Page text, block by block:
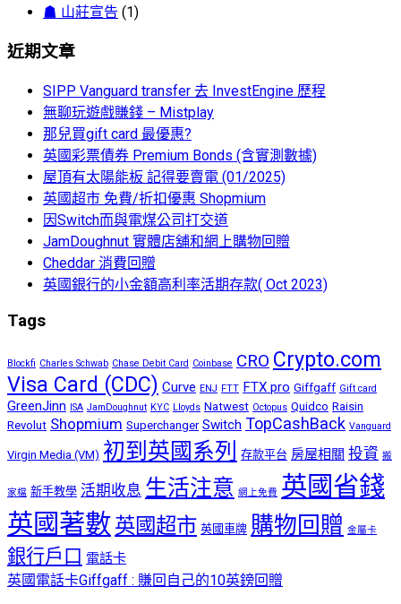
☗ 山莊宣告 (1)
近期文章
SIPP Vanguard transfer 去 InvestEngine 歷程
無聊玩遊戲賺錢 – Mistplay
那兒買gift card 最優惠?
英國彩票債券 Premium Bonds (含實測數據)
屋頂有太陽能板 記得要賣電 (01/2025)
英國超市 免費/折扣優惠 Shopmium
因Switch而與電煤公司打交道
JamDoughnut 實體店舖和網上購物回贈
Cheddar 消費回贈
英國銀行的小金額高利率活期存款( Oct 2023)
Tags
Blockfi Charles Schwab Chase Debit Card Coinbase CRO Crypto.com
Visa Card (CDC) Curve ENJ FTT FTX pro Giffgaff Gift card
GreenJinn ISA JamDoughnut KYC Lloyds Natwest Octopus Quidco Raisin
Revolut Shopmium Superchanger Switch TopCashBack Vanguard
Virgin Media (VM) 初到英國系列 存款平台 房屋相關 投資 搬
家檔 新手教學 活期收息 生活注意 網上免費 英國省錢
英國著數英國超市 英國車牌 購物回贈 金屬卡
銀行戶口 電話卡
英國電話卡Giffgaff : 賺回自己的10英鎊回贈